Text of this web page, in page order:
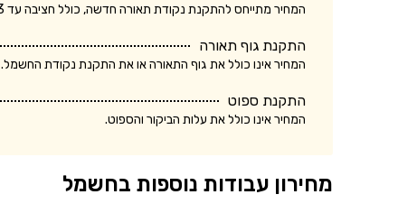
המחיר מתייחס להתקנת נקודת תאורה חדשה, כולל חציבה עד 3 מטר.
התקנת גוף תאורה
המחיר אינו כולל את גוף התאורה או את התקנת נקודת החשמל.
התקנת ספוט
המחיר אינו כולל את עלות הביקור והספוט.
מחירון עבודות נוספות בחשמל